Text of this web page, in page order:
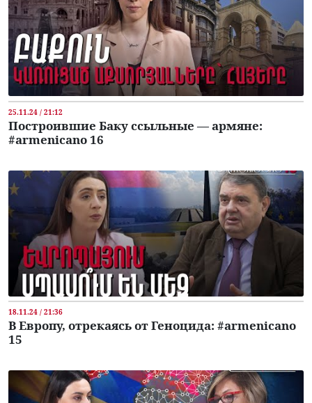
25.11.24 / 21:12
Построившие Баку ссыльные — армяне:
#armenicano 16
18.11.24 / 21:36
В Европу, отрекаясь от Геноцида: #armenicano
15